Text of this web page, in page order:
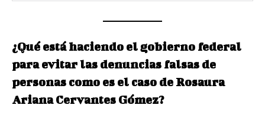
¿Qué está haciendo el gobierno federal
para evitar las denuncias falsas de
personas como es el caso de Rosaura
Ariana Cervantes Gómez?